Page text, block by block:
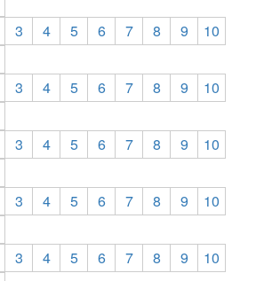
3 4 5 6 7 8 9
10
3 4 5 6 7 8 9
10
3 4 5 6 7 8 9
10
3 4 5 6 7 8 9
10
3 4 5 6 7 8 9
10